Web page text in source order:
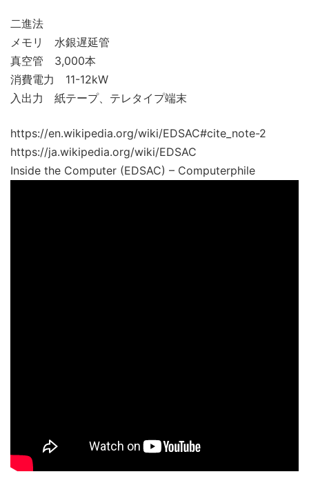
二進法
メモリ 水銀遅延管
真空管 3,000本
消費電力 11-12kW
入出力 紙テープ、テレタイプ端末
https://en.wikipedia.org/wiki/EDSAC#cite_note-2
https://ja.wikipedia.org/wiki/EDSAC
Inside the Computer (EDSAC) – Computerphile